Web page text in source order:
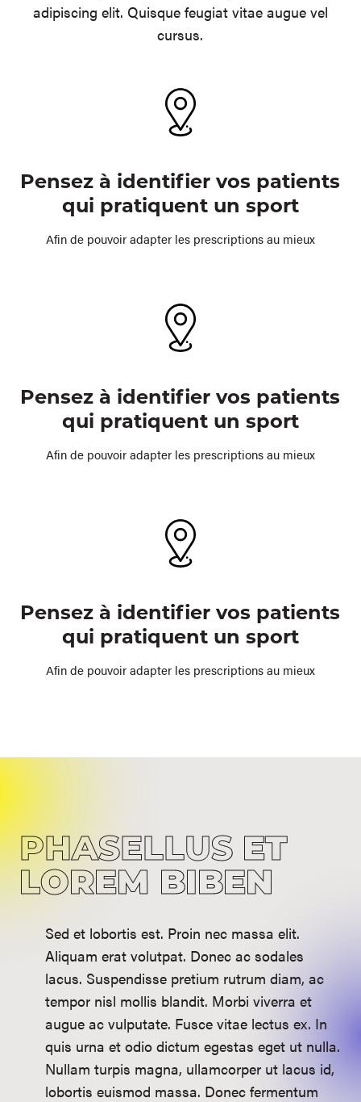
adipiscing elit. Quisque feugiat vitae augue vel
cursus.
Pensez à identifier vos patients
qui pratiquent un sport
Afin de pouvoir adapter les prescriptions au mieux
Pensez à identifier vos patients
qui pratiquent un sport
Afin de pouvoir adapter les prescriptions au mieux
Pensez à identifier vos patients
qui pratiquent un sport
Afin de pouvoir adapter les prescriptions au mieux
PHASELLUS ET
LOREM BIBEN
Sed et lobortis est. Proin nec massa elit.
Aliquam erat volutpat. Donec ac sodales
lacus. Suspendisse pretium rutrum diam, ac
tempor nisl mollis blandit. Morbi viverra et
augue ac vulputate. Fusce vitae lectus ex. In
quis urna et odio dictum egestas eget ut nulla.
Nullam turpis magna, ullamcorper ut lacus id,
lobortis euismod massa. Donec fermentum